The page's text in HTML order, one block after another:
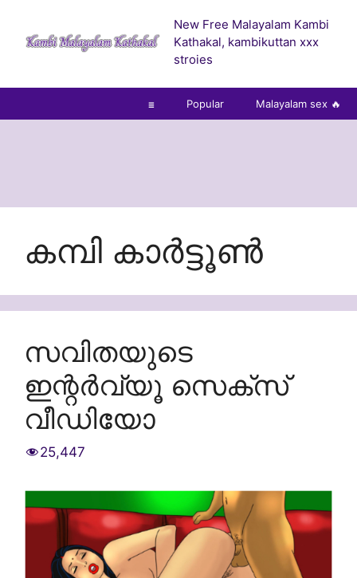
content
New Free Malayalam Kambi
Kathakal, kambikuttan xxx
stroies
☰ Popular Malayalam sex 🔥
കമ്പി കാർട്ടൂൺ
സവിതയുടെ
ഇന്റർവ്യൂ സെക്സ്
വീഡിയോ
25,447